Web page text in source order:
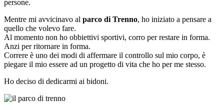
persone.
Mentre mi avvicinavo al parco di Trenno, ho iniziato a pensare a
quello che volevo fare.
Al momento non ho obbiettivi sportivi, corro per restare in forma.
Anzi per ritornare in forma.
Correre è uno dei modi di affermare il controllo sul mio corpo, è
piegare il mio essere ad un progetto di vita che ho per me stesso.
Ho deciso di dedicarmi ai bidoni.